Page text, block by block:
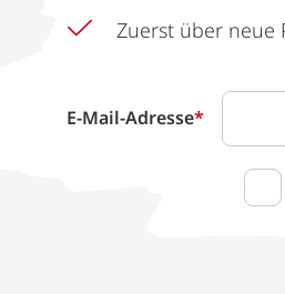
Zuerst über neue
E-Mail-Adresse*